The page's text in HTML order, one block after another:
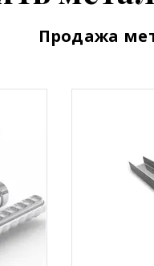
Продажа